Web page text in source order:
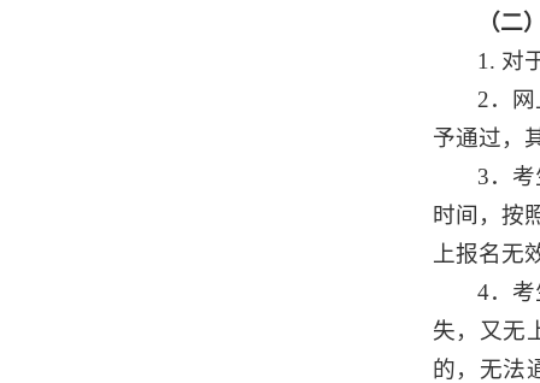
（二
1. 对
2．
予通过，
3．
时间，按
上报名无
4．
失，又无
的，无法